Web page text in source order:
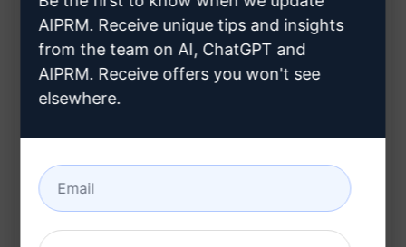
zoekwoordonderzoek
Vereist ChatGPT 4 om te functioneren
Voordelen:
Biedt georganiseerde visuele weergave van
Helpt contentexperts bij het structureren van
hun onderzoek
gemakkelijk te begrijpen en te gebruiken
AIPRM. Receive unique tips and insights
from the team on AI, ChatGPT and
AIPRM. Receive offers you won't see
elsewhere.